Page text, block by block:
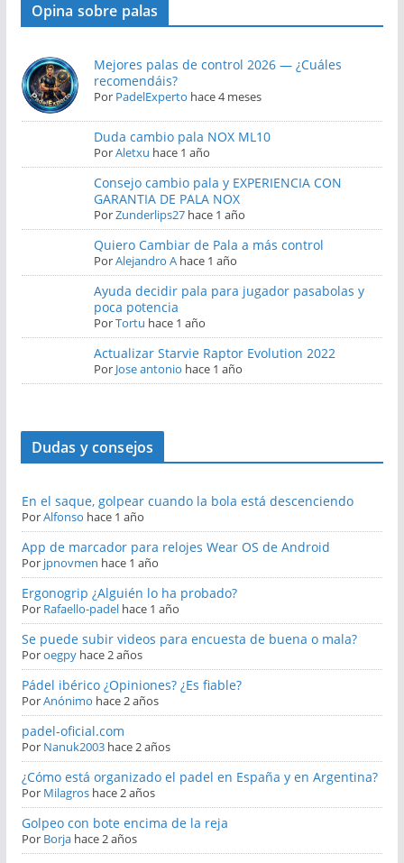
Opina sobre palas
Mejores palas de control 2026 — ¿Cuáles
recomendáis?
Por PadelExperto hace 4 meses
Duda cambio pala NOX ML10
PorAletxu hace 1 año
Consejo cambio pala y EXPERIENCIA CON
GARANTIA DE PALA NOX
PorZunderlips27 hace 1 año
Quiero Cambiar de Pala a más control
PorAlejandro A hace 1 año
Ayuda decidir pala para jugador pasabolas y
poca potencia
PorTortu hace 1 año
Actualizar Starvie Raptor Evolution 2022
Por Jose antonio hace 1 año
Dudas y consejos
En el saque, golpear cuando la bola está descenciendo
PorAlfonso hace 1 año
App de marcador para relojes Wear OS de Android
Por jpnovmen hace 1 año
Ergonogrip ¿Alguién lo ha probado?
Por Rafaello-padel hace 1 año
Se puede subir videos para encuesta de buena o mala?
Poroegpy hace 2 años
Pádel ibérico ¿Opiniones? ¿Es fiable?
PorAnónimo hace 2 años
padel-oficial.com
Por Nanuk2003 hace 2 años
¿Cómo está organizado el padel en España y en Argentina?
Por Milagros hace 2 años
Golpeo con bote encima de la reja
Por Borja hace 2 años